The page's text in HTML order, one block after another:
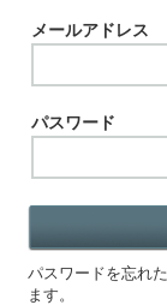
メールアドレス
パスワード
パスワードを忘れ
ます。